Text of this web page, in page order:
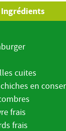
Ingrédients
cuites
en
frais
frais